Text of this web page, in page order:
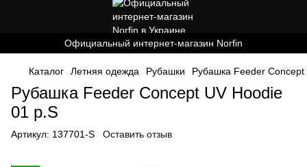
Официальный интернет-магазин Norfin
Каталог Летняя одежда Рубашки Рубашка Feeder Concept
Рубашка Feeder Concept UV Hoodie
01 р.S
Артикул: 137701-S Оставить отзыв